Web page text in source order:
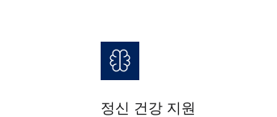
정신 건강 지원